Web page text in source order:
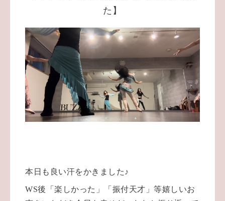
た】
本日も良い汗をかきました♪
WS後「楽しかった」「振付天才」等嬉しいお